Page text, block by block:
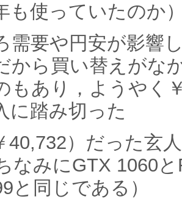
も使っていたのか
需要や円安が影響
から買い替えがな
もあり，ようやく
に踏み切った
40,732）だった玄
なみにGTX 1060
と同じである）